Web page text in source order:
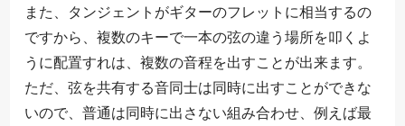
また、タンジェントがギターのフレットに相当するの
ですから、複数のキーで一本の弦の違う場所を叩くよ
うに配置すれは、複数の音程を出すことが出来ます。
ただ、弦を共有する音同士は同時に出すことができな
いので、普通は同時に出さない組み合わせ、例えば最